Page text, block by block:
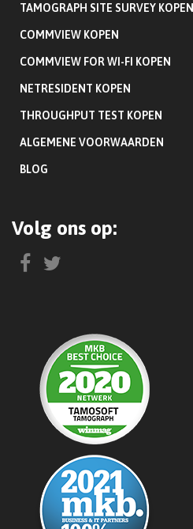
TAMOGRAPH SITE SURVEY KOPEN
COMMVIEW KOPEN
COMMVIEW FOR WI-FI KOPEN
NETRESIDENT KOPEN
THROUGHPUT TEST KOPEN
ALGEMENE VOORWAARDEN
BLOG
Volg ons op: